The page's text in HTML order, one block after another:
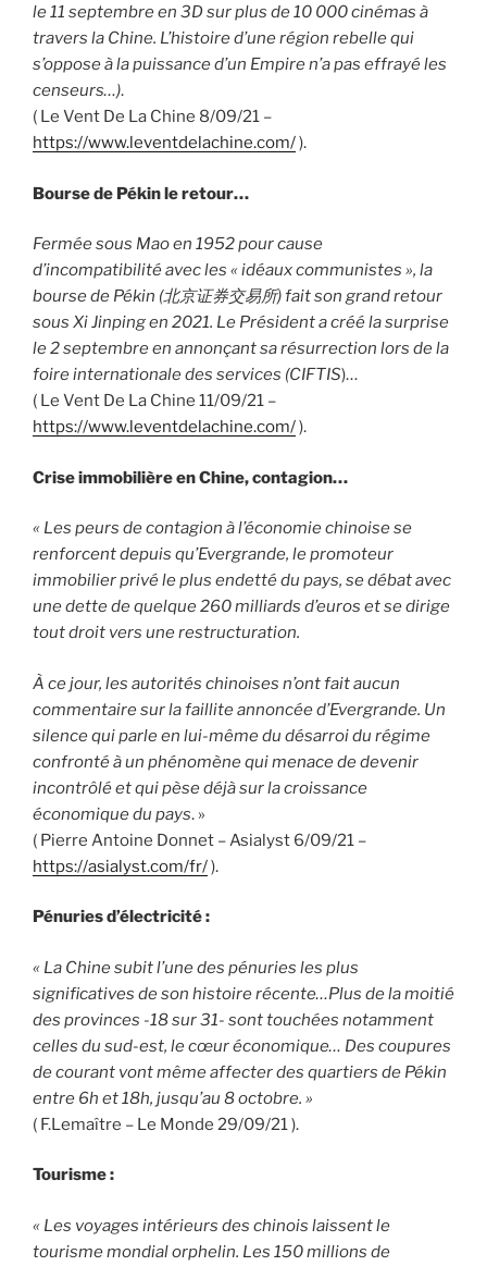
le 11 septembre en 3D sur plus de 10 000 cinémas à
travers la Chine. L’histoire d’une région rebelle qui
s’oppose à la puissance d’un Empire n’a pas effrayé les
censeurs…).
( Le Vent De La Chine 8/09/21 –
https://www.leventdelachine.com/).
Bourse de Pékin le retour…
Fermée sous Mao en 1952 pour cause
d’incompatibilité avec les « idéaux communistes », la
bourse de Pékin (北京证券交易所) fait son grand retour
sous Xi Jinping en 2021. Le Président a créé la surprise
le 2 septembre en annonçant sa résurrection lors de la
foire internationale des services (CIFTIS)…
( Le Vent De La Chine 11/09/21 –
https://www.leventdelachine.com/).
Crise immobilière en Chine, contagion…
« Les peurs de contagion à l’économie chinoise se
renforcent depuis qu’Evergrande, le promoteur
immobilier privé le plus endetté du pays, se débat avec
une dette de quelque 260 milliards d’euros et se dirige
tout droit vers une restructuration.
À ce jour, les autorités chinoises n’ont fait aucun
commentaire sur la faillite annoncée d’Evergrande. Un
silence qui parle en lui-même du désarroi du régime
confronté à un phénomène qui menace de devenir
incontrôlé et qui pèse déjà sur la croissance
économique du pays. »
( Pierre Antoine Donnet – Asialyst 6/09/21 –
https://asialyst.com/fr/).
Pénuries d’électricité :
« La Chine subit l’une des pénuries les plus
significatives de son histoire récente…Plus de la moitié
des provinces -18 sur 31- sont touchées notamment
celles du sud-est, le cœur économique… Des coupures
de courant vont même affecter des quartiers de Pékin
entre 6h et 18h, jusqu’au 8 octobre. »
( F.Lemaître – Le Monde 29/09/21 ).
Tourisme :
« Les voyages intérieurs des chinois laissent le
tourisme mondial orphelin. Les 150 millions de